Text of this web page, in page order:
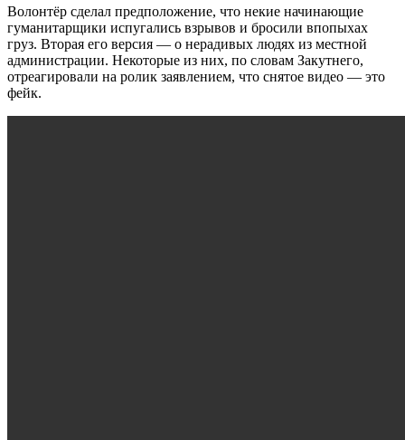
Волонтёр сделал предположение, что некие начинающие
гуманитарщики испугались взрывов и бросили впопыхах
груз. Вторая его версия — о нерадивых людях из местной
администрации. Некоторые из них, по словам Закутнего,
отреагировали на ролик заявлением, что снятое видео — это
фейк.